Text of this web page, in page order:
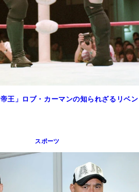
帝王」ロブ・カーマンの知られざるリベン
スポーツ